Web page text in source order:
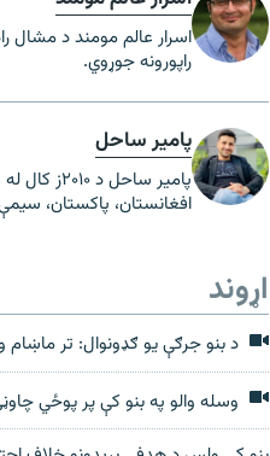
اسرار عالم مومند د مشال
راپورونه جوړوي.
پامیر ساحل
افغانستان، پاکستان،
اړوند
د بنو جرګې یو ګډونوال: تر ماښام
وسله والو په بنو کې پر پوځي